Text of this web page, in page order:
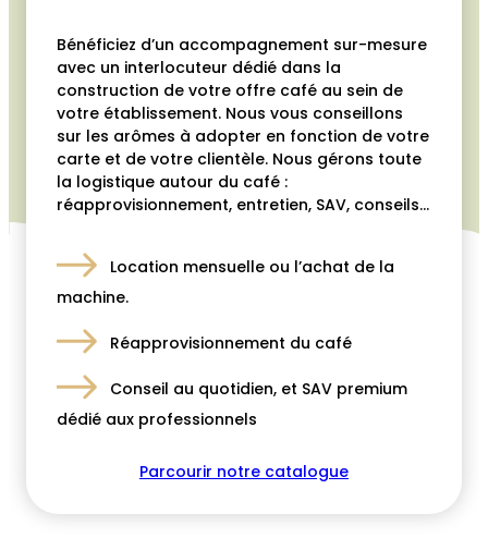
Bénéficiez d’un accompagnement sur-mesure
avec un interlocuteur dédié dans la
construction de votre offre café au sein de
votre établissement. Nous vous conseillons
sur les arômes à adopter en fonction de votre
carte et de votre clientèle. Nous gérons toute
la logistique autour du café :
réapprovisionnement, entretien, SAV, conseils…
Location mensuelle ou l’achat de la
machine.
Réapprovisionnement du café
Conseil au quotidien, et SAV premium
dédié aux professionnels
Parcourir notre catalogue